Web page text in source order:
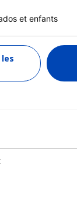
et enfants
en anglais
17 ans)